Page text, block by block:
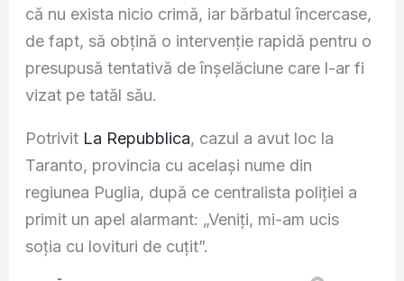
că nu exista nicio crimă, iar bărbatul încercase,
de fapt, să obțină o intervenție rapidă pentru o
presupusă tentativă de înșelăciune care l-ar fi
vizat pe tatăl său.
Potrivit La Repubblica, cazul a avut loc la
Taranto, provincia cu același nume din
regiunea Puglia, după ce centralista poliției a
primit un apel alarmant: „Veniți, mi-am ucis
soția cu lovituri de cuțit”.